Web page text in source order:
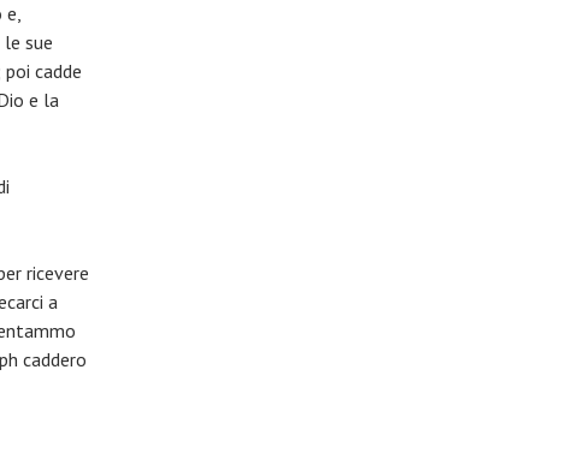
e,
sue
cadde
e la
ricevere
a
caddero